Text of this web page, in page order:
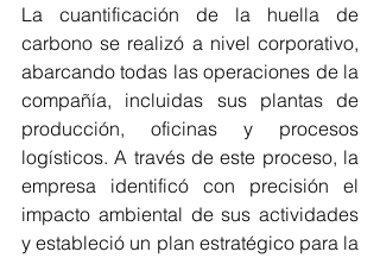
La cuantificación de la huella de
carbono se realizó a nivel corporativo,
abarcando todas las operaciones de la
compañía, incluidas sus plantas de
producción, oficinas y procesos
logísticos. A través de este proceso, la
empresa identificó con precisión el
impacto ambiental de sus actividades
y estableció un plan estratégico para la